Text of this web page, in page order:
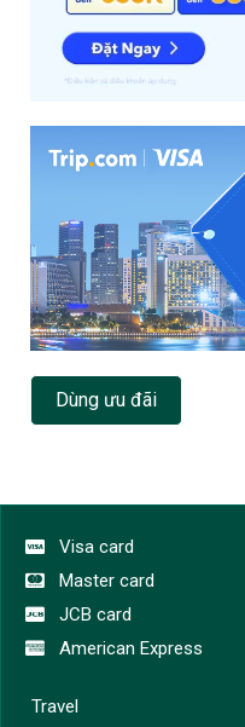
Dùng ưu đãi
Visa card
Master card
JCB card
American Express
Travel